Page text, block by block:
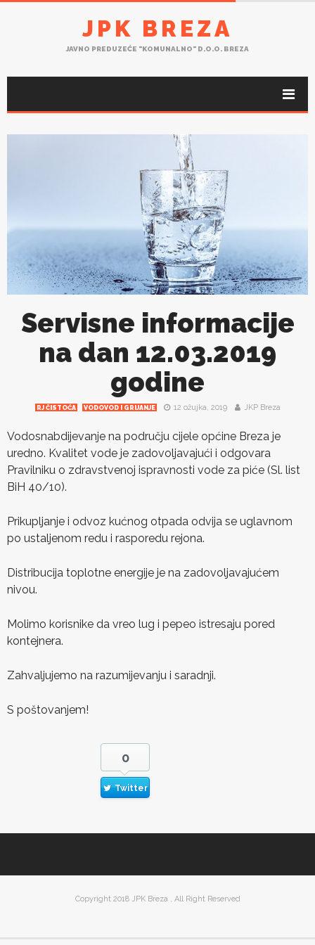
JPK BREZA
JAVNO PREDUZEĆE "KOMUNALNO" D.O.O. BREZA
Servisne informacije
na dan 12.03.2019
godine
RJ ČISTOĆA VODOVOD I GRIJANJE 12 ožujka, 2019 JKP Breza
Vodosnabdijevanje na području cijele općine Breza je
uredno. Kvalitet vode je zadovoljavajući i odgovara
Pravilniku o zdravstvenoj ispravnosti vode za piće (Sl. list
BiH 40/10).
Prikupljanje i odvoz kućnog otpada odvija se uglavnom
po ustaljenom redu i rasporedu rejona.
Distribucija toplotne energije je na zadovoljavajućem
nivou.
Molimo korisnike da vreo lug i pepeo istresaju pored
kontejnera.
Zahvaljujemo na razumijevanju i saradnji.
S poštovanjem!
0
Twitter
Copyright 2018 JPK Breza , All Right Reserved